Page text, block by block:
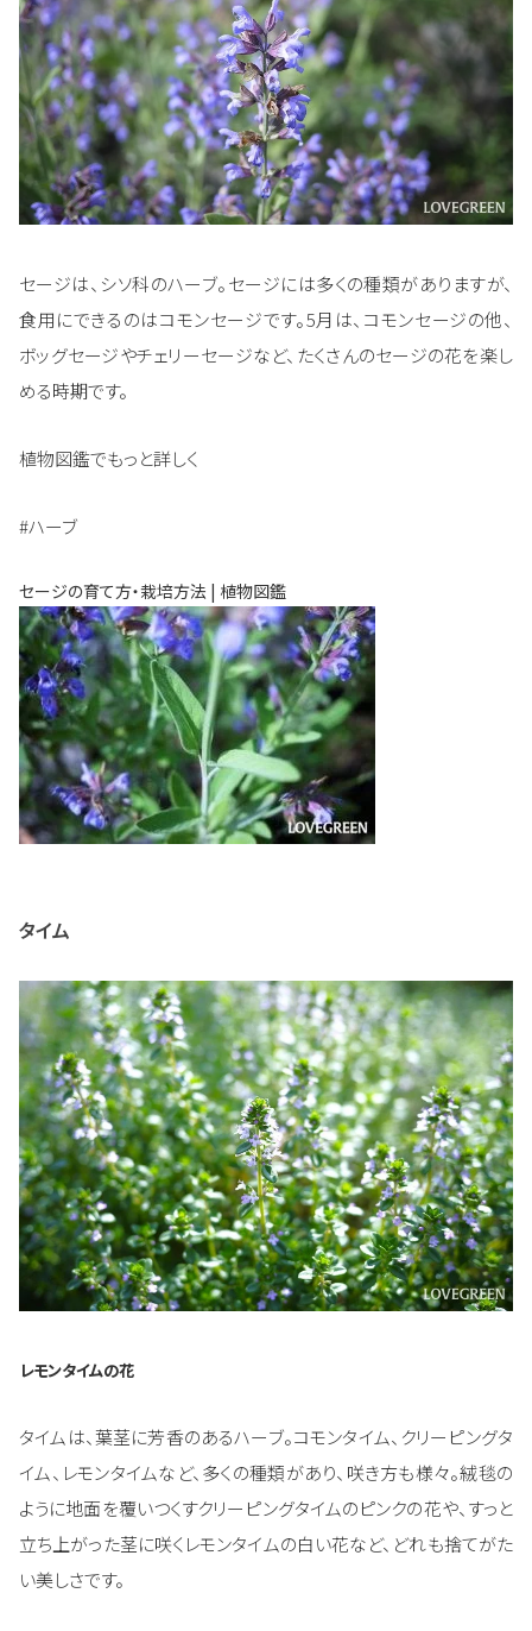
セージは、シソ科のハーブ。セージには多くの種類がありますが、
食用にできるのはコモンセージです。5月は、コモンセージの他、
ボッグセージやチェリーセージなど、たくさんのセージの花を楽し
める時期です。
植物図鑑でもっと詳しく
#ハーブ
セージの育て方・栽培方法 | 植物図鑑
タイム
レモンタイムの花
タイムは、葉茎に芳香のあるハーブ。コモンタイム、クリーピングタ
イム、レモンタイムなど、多くの種類があり、咲き方も様々。絨毯の
ように地面を覆いつくすクリーピングタイムのピンクの花や、すっと
立ち上がった茎に咲くレモンタイムの白い花など、どれも捨てがた
い美しさです。